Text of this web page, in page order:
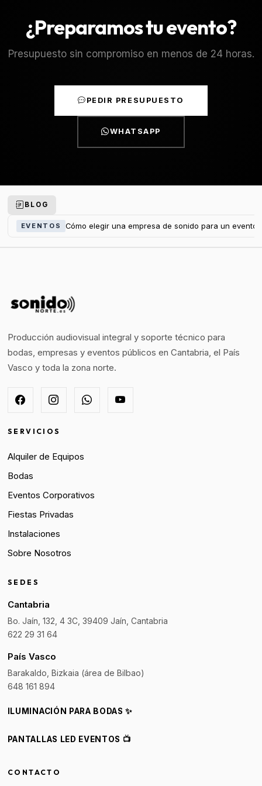
¿Preparamos tu evento?
Presupuesto sin compromiso en menos de 24 horas.
PEDIR PRESUPUESTO
WHATSAPP
BLOG
EVENTOS Cómo elegir una empresa de sonido para un evento
Producción audiovisual integral y soporte técnico para
bodas, empresas y eventos públicos en Cantabria, el País
Vasco y toda la zona norte.
SERVICIOS
Alquiler de Equipos
Bodas
Eventos Corporativos
Fiestas Privadas
Instalaciones
Sobre Nosotros
SEDES
Cantabria
Bo. Jaín, 132, 4 3C, 39409 Jaín, Cantabria
622 29 31 64
País Vasco
Barakaldo, Bizkaia (área de Bilbao)
648 161 894
ILUMINACIÓN PARA BODAS ✨
PANTALLAS LED EVENTOS 📺
CONTACTO